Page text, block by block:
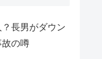
長男がダウン
の噂